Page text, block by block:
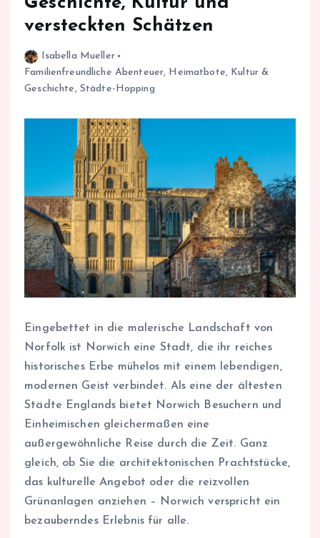
versteckten Schätzen
Isabella Mueller
Familienfreundliche Abenteuer, Heimatbote, Kultur &
Geschichte, Städte-Hopping
Eingebettet in die malerische Landschaft von
Norfolk ist Norwich eine Stadt, die ihr reiches
historisches Erbe mühelos mit einem lebendigen,
modernen Geist verbindet. Als eine der ältesten
Städte Englands bietet Norwich Besuchern und
Einheimischen gleichermaßen eine
außergewöhnliche Reise durch die Zeit. Ganz
gleich, ob Sie die architektonischen Prachtstücke,
das kulturelle Angebot oder die reizvollen
Grünanlagen anziehen – Norwich verspricht ein
bezauberndes Erlebnis für alle.